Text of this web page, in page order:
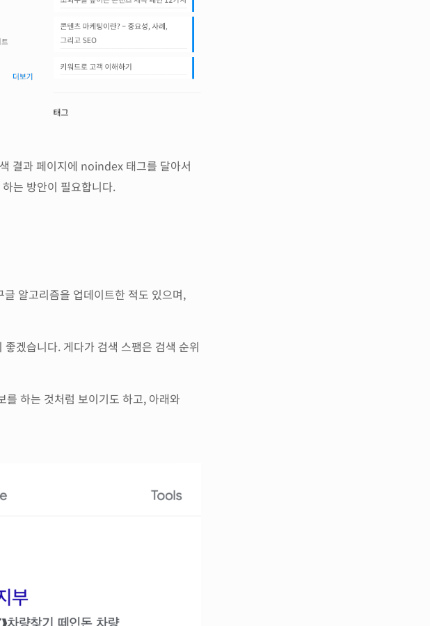
결과 페이지에 noindex 태그를 달아서
는 방안이 필요합니다.
알고리즘을 업데이트한 적도 있으며,
겠습니다. 게다가 검색 스팸은 검색 순위
를 하는 것처럼 보이기도 하고, 아래와